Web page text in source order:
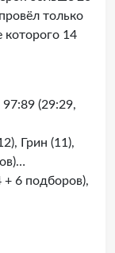
только
которого 14
(29:29,
Грин (11),
+ 6 подборов),